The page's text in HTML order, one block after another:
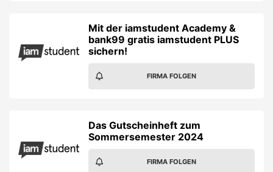
Mit der iamstudent Academy &
bank99 gratis iamstudent PLUS
sichern!
FIRMA FOLGEN
Das Gutscheinheft zum
Sommersemester 2024
FIRMA FOLGEN